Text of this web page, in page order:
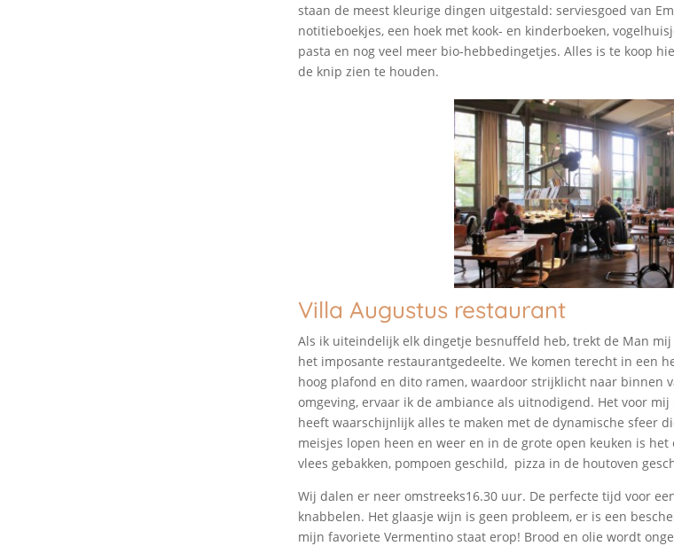
staan de meest kleurige dingen uitgestald: serviesgoed van
notitieboekjes, een hoek met kook- en kinderboeken,
pasta en nog veel meer bio-hebbedingetjes. Alles is te koop
de knip zien te houden.
Villa Augustus restaurant
Als ik uiteindelijk elk dingetje besnuffeld heb, trekt de Man
het imposante restaurantgedeelte. We komen terecht in een
hoog plafond en dito ramen, waardoor strijklicht naar binnen
omgeving, ervaar ik de ambiance als uitnodigend. Het voor mij
heeft waarschijnlijk alles te maken met de dynamische sfeer
meisjes lopen heen en weer en in de grote open keuken is
vlees gebakken, pompoen geschild, pizza in de houtoven
Wij dalen er neer omstreeks16.30 uur. De perfecte tijd voor
knabbelen. Het glaasje wijn is geen probleem, er is een
mijn favoriete Vermentino staat erop! Brood en olie wordt